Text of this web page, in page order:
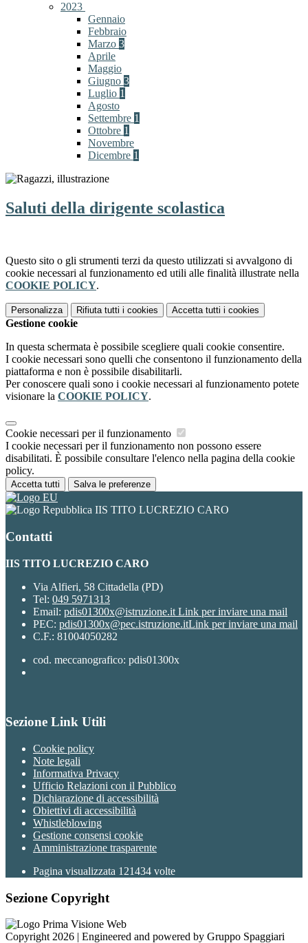
2023
Gennaio
Febbraio
Marzo 3
Aprile
Maggio
Giugno 3
Luglio 1
Agosto
Settembre 1
Ottobre 1
Novembre
Dicembre 1
Saluti della dirigente scolastica
Questo sito o gli strumenti terzi da questo utilizzati si avvalgono di
cookie necessari al funzionamento ed utili alle finalità illustrate nella
COOKIE POLICY.
Personalizza Rifiuta tutti i cookies Accetta tutti i cookies
Gestione cookie
In questa schermata è possibile scegliere quali cookie consentire.
I cookie necessari sono quelli che consentono il funzionamento della
piattaforma e non è possibile disabilitarli.
Per conoscere quali sono i cookie necessari al funzionamento potete
visionare la COOKIE POLICY.
Cookie necessari per il funzionamento
I cookie necessari per il funzionamento non possono essere
disabilitati. È possibile consultare l'elenco nella pagina della cookie
policy.
Accetta tutti Salva le preferenze
IIS TITO LUCREZIO CARO
Contatti
IIS TITO LUCREZIO CARO
Via Alfieri, 58 Cittadella (PD)
Tel: 049 5971313
Email: pdis01300x@istruzione.it Link per inviare una mail
PEC: pdis01300x@pec.istruzione.itLink per inviare una mail
C.F.: 81004050282
cod. meccanografico: pdis01300x
Sezione Link Utili
Cookie policy
Note legali
Informativa Privacy
Ufficio Relazioni con il Pubblico
Dichiarazione di accessibilità
Obiettivi di accessibilità
Whistleblowing
Gestione consensi cookie
Amministrazione trasparente
Pagina visualizzata 121434 volte
Sezione Copyright
Copyright 2026 | Engineered and powered by Gruppo Spaggiari